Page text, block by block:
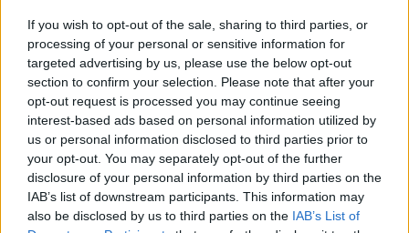
If you wish to opt-out of the sale, sharing to third parties, or
processing of your personal or sensitive information for
targeted advertising by us, please use the below opt-out
section to confirm your selection. Please note that after your
opt-out request is processed you may continue seeing
interest-based ads based on personal information utilized by
us or personal information disclosed to third parties prior to
your opt-out. You may separately opt-out of the further
disclosure of your personal information by third parties on the
IAB’s list of downstream participants. This information may
also be disclosed by us to third parties on the IAB’s List of
Placa improvisada pede civismo, sacos respondem
no passeio
7/08/2026